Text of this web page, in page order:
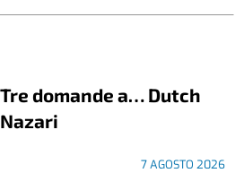
Tre domande a… Dutch
Nazari
7 AGOSTO 2026